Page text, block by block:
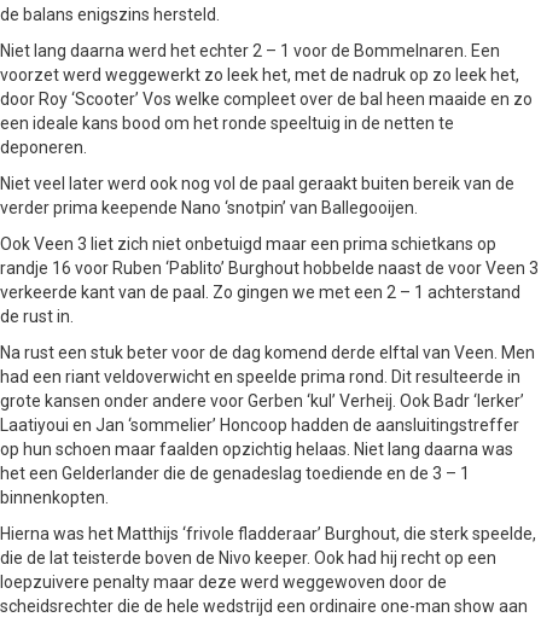
de balans enigszins hersteld.
Niet lang daarna werd het echter 2 – 1 voor de Bommelnaren. Een
voorzet werd weggewerkt zo leek het, met de nadruk op zo leek het,
door Roy ‘Scooter’ Vos welke compleet over de bal heen maaide en zo
een ideale kans bood om het ronde speeltuig in de netten te
deponeren.
Niet veel later werd ook nog vol de paal geraakt buiten bereik van de
verder prima keepende Nano ‘snotpin’ van Ballegooijen.
Ook Veen 3 liet zich niet onbetuigd maar een prima schietkans op
randje 16 voor Ruben ‘Pablito’ Burghout hobbelde naast de voor Veen 3
verkeerde kant van de paal. Zo gingen we met een 2 – 1 achterstand
de rust in.
Na rust een stuk beter voor de dag komend derde elftal van Veen. Men
had een riant veldoverwicht en speelde prima rond. Dit resulteerde in
grote kansen onder andere voor Gerben ‘kul’ Verheij. Ook Badr ‘lerker’
Laatiyoui en Jan ‘sommelier’ Honcoop hadden de aansluitingstreffer
op hun schoen maar faalden opzichtig helaas. Niet lang daarna was
het een Gelderlander die de genadeslag toediende en de 3 – 1
binnenkopten.
Hierna was het Matthijs ‘frivole fladderaar’ Burghout, die sterk speelde,
die de lat teisterde boven de Nivo keeper. Ook had hij recht op een
loepzuivere penalty maar deze werd weggewoven door de
scheidsrechter die de hele wedstrijd een ordinaire one-man show aan